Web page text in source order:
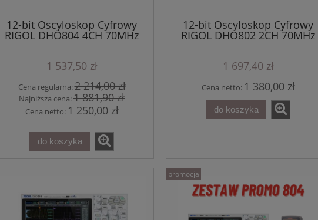
12-bit Oscyloskop Cyfrowy
RIGOL DHO804 4CH 70MHz
1 537,50 zł
Cena regularna:2 214,00 zł
Najniższa cena:1 881,90 zł
Cena netto: 1 250,00 zł
do koszyka
12-bit Oscyloskop Cyfrowy
RIGOL DHO802 2CH 70MHz
1 697,40 zł
Cena netto: 1 380,00 zł
do koszyka
promocja